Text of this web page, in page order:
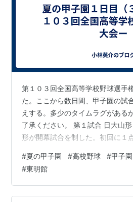
第１０３回全国高等学校野球選手
た。ここから数日間、甲子園の試
えする。多少のタイムラグがある
了承ください。 第１試合 日大山
形が開幕試合を制した。初回に１
ー０とリードを広げ、６回にも斎
１として勝負を決めた。日大山形
許すものの、要所を締めて８回無
た米子東は、初回のチャンスを生
#夏の甲子園 #高校野球 #甲子園
#東明館